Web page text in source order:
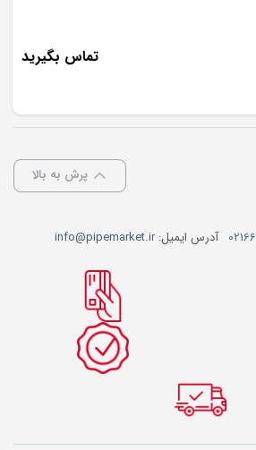
تماس بگیرید
پرش به بالا
آدرس ایمیل:info@pipemarket.ir